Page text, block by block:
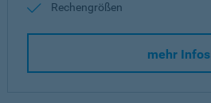
Rechengrößen
mehr Infos